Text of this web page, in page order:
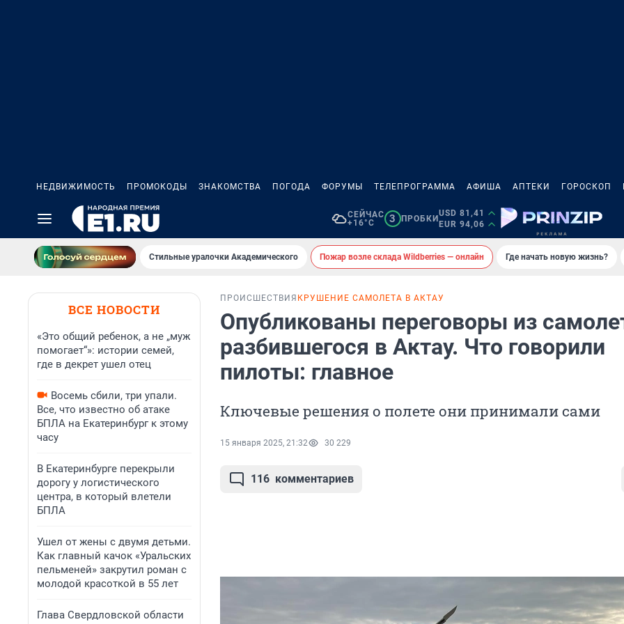
НЕДВИЖИМОСТЬ ПРОМОКОДЫ ЗНАКОМСТВА ПОГОДА ФОРУМЫ ТЕЛЕПРОГРАММА АФИША АПТЕКИ ГОРОСКОП
СЕЙЧАС
+16°C
3 ПРОБКИ
USD 81,41
EUR 94,06
Стильные уралочки Академического Пожар возле склада Wildberries — онлайн Где начать новую жизнь?
ВСЕ НОВОСТИ
«Это общий ребенок, а не „муж
помогает“»: истории семей,
где в декрет ушел отец
Восемь сбили, три упали.
Все, что известно об атаке
БПЛА на Екатеринбург к этому
часу
В Екатеринбурге перекрыли
дорогу у логистического
центра, в который влетели
БПЛА
Ушел от жены с двумя детьми.
Как главный качок «Уральских
пельменей» закрутил роман с
молодой красоткой в 55 лет
Глава Свердловской области
ПРОИСШЕСТВИЯ КРУШЕНИЕ САМОЛЕТА В АКТАУ
Опубликованы переговоры из
разбившегося в Актау. Что говорили
пилоты: главное
Ключевые решения о полете они принимали сами
15 января 2025, 21:32 30 229
116 комментариев